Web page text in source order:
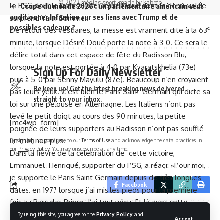
By using this site, you agree to the Privacy Policy and
Accept
Coupe du monde 2026 : un parlementaire américain veut
auditionner Infantino sur ses liens avec Trump et de
possibles cadeaux ?
Sign Up For Daily Newsletter
Be keep up! Get the latest breaking news delivered
straight to your inbox.
[mc4wp_form]
By signing up, you agree to ourTerms of Use and acknowledge the data practices in
our Privacy Policy. You may unsubscribe at any time.
Facebook
le PSG double la mise par Désiré Doué dont la demi-volée
surprend Yann Sommer.
De retour des vestiaires, la messe est vraiment dite à la 63e
minute, lorsque Désiré Doué porte la note à 3-0. Ce sera le
délire total dans cet espace de fête du Radisson Blu,
lorsque la note est portée à 4-0 par Kvaratskhelia (73e)
puis à 5-0 par Senny Mayulu (87e). Beaucoup n’en croyaient
pas leurs yeux. C’est bien le Paris Saint-Germain qui dicte sa
loi sur une pelouse en Allemagne. Les Italiens n’ont pas
levé le petit doigt au cours des 90 minutes, la petite
poignée de leurs supporters au Radisson n’ont pas soufflé
un mot non plus.
Dans la fièvre de la célébration de cette victoire,
Emmanuel Henriqué, supporter du PSG, a réagi: «Pour moi,
je supporte le Paris Saint Germain depuis de très longues
dates, en 1977 lorsque j’ai mis les pieds pour la première
fois au Parc des Prince. J’ai tout vécu. Et là avec cette
victoire, c’est le bonheur total. On apprécie et on le vit.
© 2023 médias sport. made by kabefo